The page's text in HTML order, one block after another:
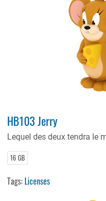
HB103 Jerry
Lequel des deux tendra le
16 GB
Tags: Licenses